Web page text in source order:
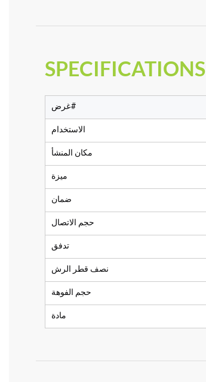
SPECIFICATIONS
غرض#
الاستخدام
مكان المنشأ
ميزة
ضمان
حجم الاتصال
تدفق
نصف قطر الرش
حجم الفوهة
مادة